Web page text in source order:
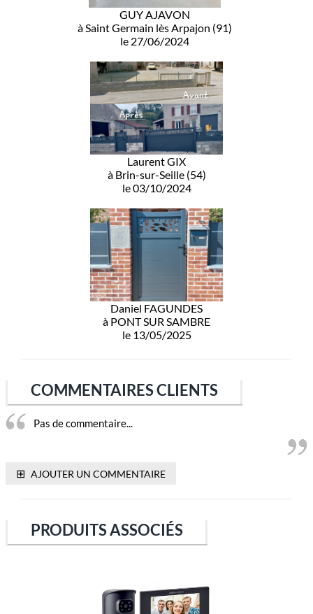
GUY AJAVON
à Saint Germain lès Arpajon (91)
le 27/06/2024
Laurent GIX
à Brin-sur-Seille (54)
le 03/10/2024
Daniel FAGUNDES
à PONT SUR SAMBRE
le 13/05/2025
COMMENTAIRES CLIENTS
Pas de commentaire...
⊞ AJOUTER UN COMMENTAIRE
PRODUITS ASSOCIÉS